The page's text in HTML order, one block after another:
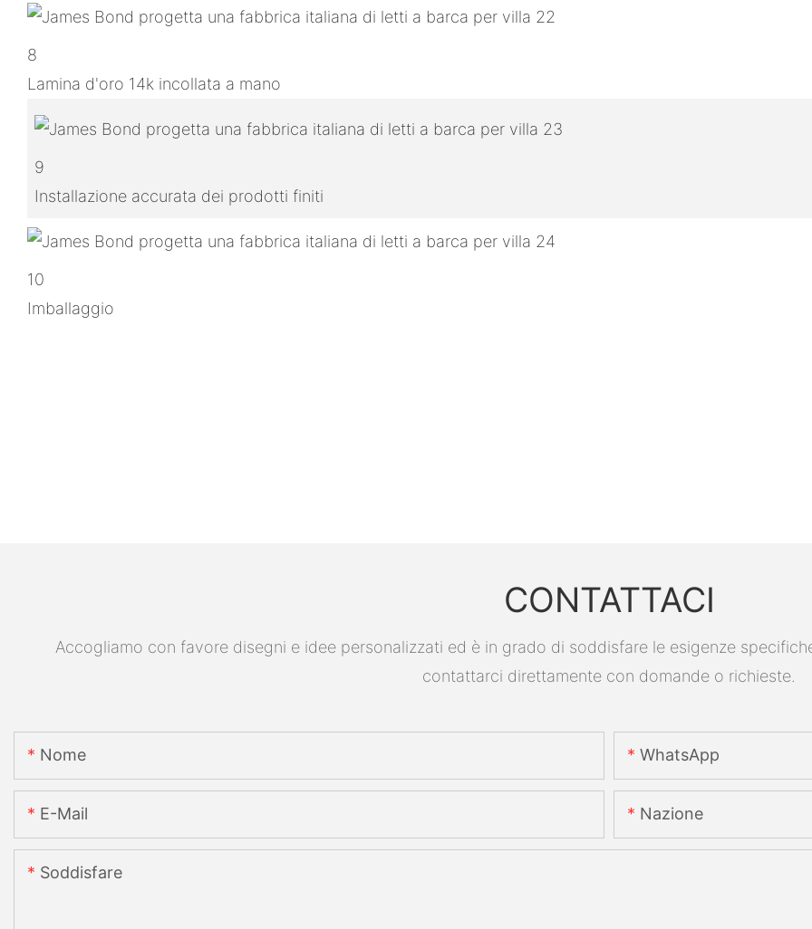
8
Lamina d'oro 14k incollata a mano
9
Installazione accurata dei prodotti finiti
10
Imballaggio
CONTATTACI
Accogliamo con favore disegni e idee personalizzati ed è in grado di soddisfare le esigenze
contattarci direttamente con domande o richieste.
Nome WhatsApp
E-Mail Nazione
Soddisfare